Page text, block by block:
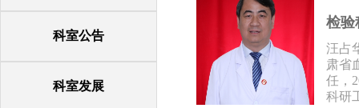
科室公告
科室发展
检验
汪占
肃省
任，
科研